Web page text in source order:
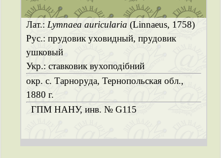
Лат.: Lymnaea auricularia (Linnaeus, 1758)
Рус.: прудовик уховидный, прудовик
ушковый
Укр.: ставковик вухоподібний
окр. с. Тарноруда, Тернопольская обл.,
1880 г.
ГПМ НАНУ, инв. № G115